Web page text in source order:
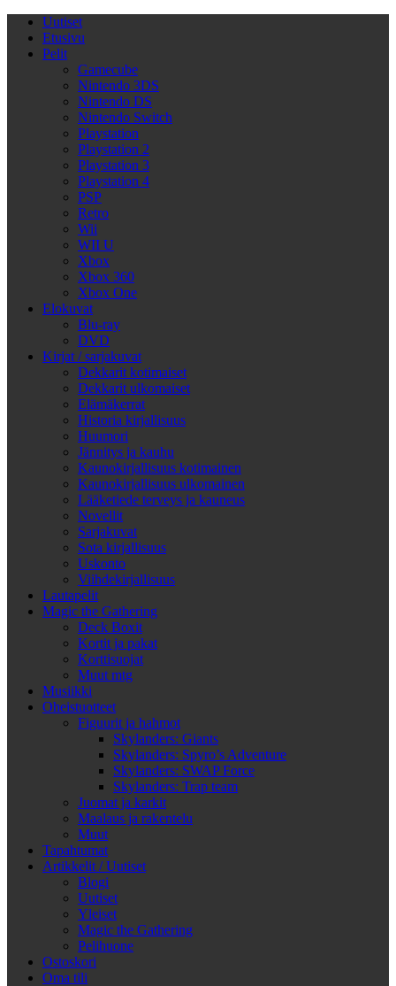
Uutiset
Etusivu
Pelit
Gamecube
Nintendo 3DS
Nintendo DS
Nintendo Switch
Playstation
Playstation 2
Playstation 3
Playstation 4
PSP
Retro
Wii
WII U
Xbox
Xbox 360
Xbox One
Elokuvat
Blu-ray
DVD
Kirjat / sarjakuvat
Dekkarit kotimaiset
Dekkarit ulkomaiset
Elämäkerrat
Historia kirjallisuus
Huumori
Jännitys ja kauhu
Kaunokirjallisuus kotimainen
Kaunokirjallisuus ulkomainen
Lääketiede terveys ja kauneus
Novellit
Sarjakuvat
Sota kirjallisuus
Uskonto
Viihdekirjallisuus
Lautapelit
Magic the Gathering
Deck Boxit
Kortit ja pakat
Korttisuojat
Muut mtg
Musiikki
Oheistuotteet
Figuurit ja hahmot
Skylanders: Giants
Skylanders: Spyro’s Adventure
Skylanders: SWAP Force
Skylanders: Trap team
Juomat ja karkit
Maalaus ja rakentelu
Muut
Tapahtumat
Artikkelit / Uutiset
Blogi
Uutiset
Yleiset
Magic the Gathering
Pelihuone
Ostoskori
Oma tili